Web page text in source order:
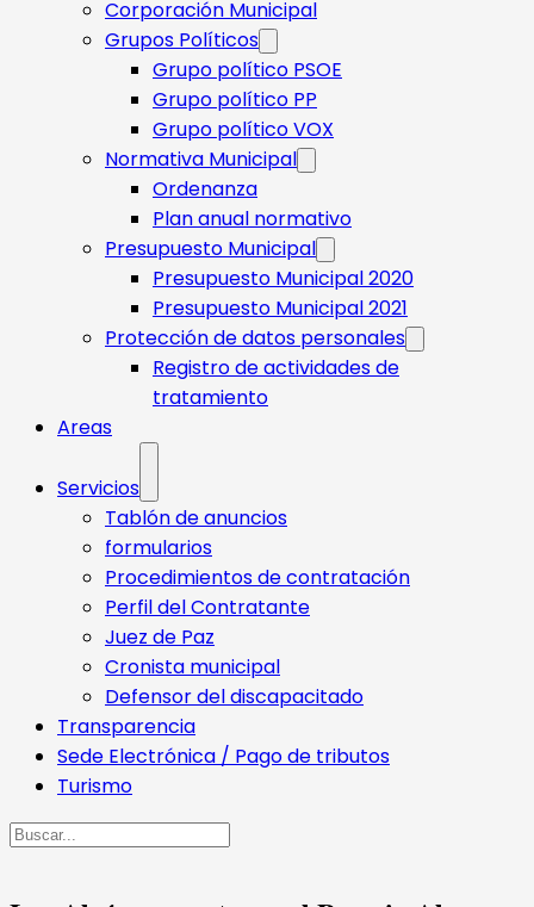
Corporación Municipal
Grupos Políticos
Grupo político PSOE
Grupo político PP
Grupo político VOX
Normativa Municipal
Ordenanza
Plan anual normativo
Presupuesto Municipal
Presupuesto Municipal 2020
Presupuesto Municipal 2021
Protección de datos personales
Registro de actividades de
tratamiento
Areas
Servicios
Tablón de anuncios
formularios
Procedimientos de contratación
Perfil del Contratante
Juez de Paz
Cronista municipal
Defensor del discapacitado
Transparencia
Sede Electrónica / Pago de tributos
Turismo
Buscar